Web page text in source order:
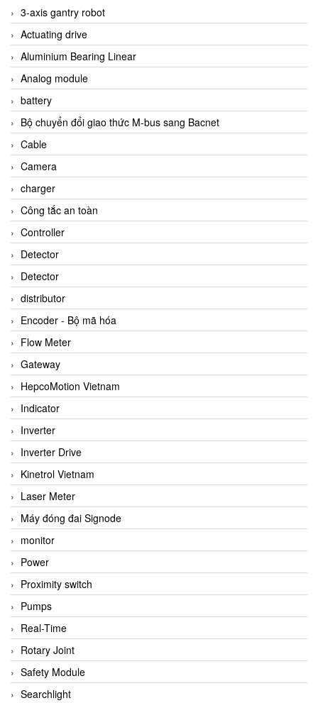
3-axis gantry robot
Actuating drive
Aluminium Bearing Linear
Analog module
battery
Bộ chuyển đổi giao thức M-bus sang Bacnet
Cable
Camera
charger
Công tắc an toàn
Controller
Detector
Detector
distributor
Encoder - Bộ mã hóa
Flow Meter
Gateway
HepcoMotion Vietnam
Indicator
Inverter
Inverter Drive
Kinetrol Vietnam
Laser Meter
Máy đóng đai Signode
monitor
Power
Proximity switch
Pumps
Real-Time
Rotary Joint
Safety Module
Searchlight